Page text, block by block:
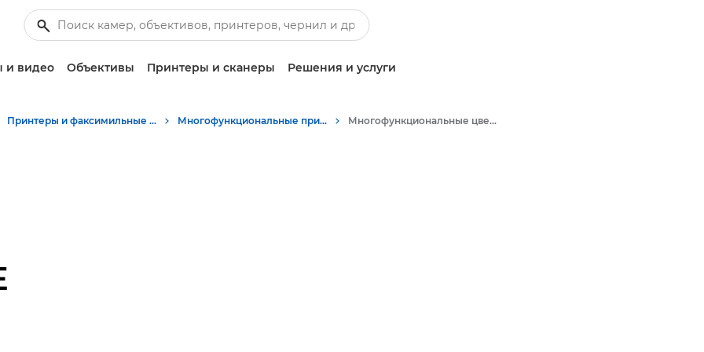
и видео Объективы Принтеры и сканеры Решения и услуги
Принтеры и факсимильные аппараты для бизнеса Многофункциональные принтеры - Принтеры «Все в одном» Многофункциональные цветные принтеры